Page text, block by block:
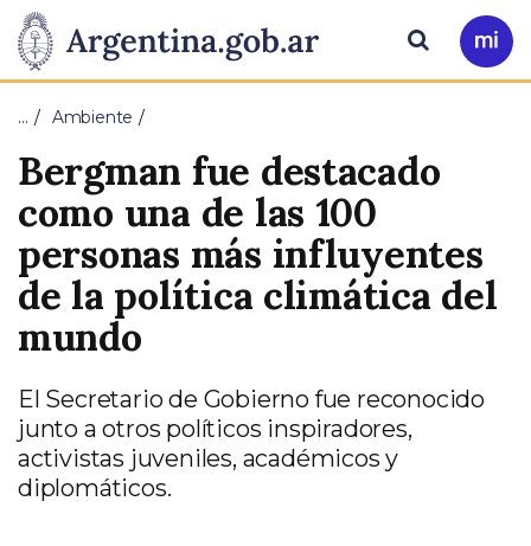
Presidencia
de
la
Nación
Pasar al contenido principal
Ir
a
Buscar
… Ambiente
Bergman fue destacado
como una de las 100
personas más influyentes
de la política climática del
mundo
El Secretario de Gobierno fue reconocido
junto a otros políticos inspiradores,
activistas juveniles, académicos y
diplomáticos.